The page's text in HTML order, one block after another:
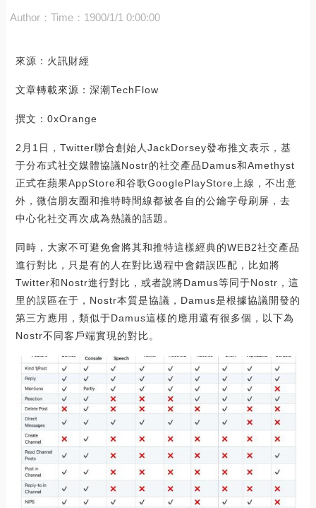
Author： Time：1900/1/1 0:00:00
來源：火訊財經
文章轉載來源：深潮TechFlow
撰文：0xOrange
2月1日，Twitter聯合創始人JackDorsey發布推文表示，基
于分布式社交媒體協議Nostr的社交產品Damus和Amethyst
正式在蘋果AppStore和谷歌GooglePlayStore上線，不出意
外，微信朋友圈和推特時間線都被各自的公鑰字母刷屏，去
中心化社交再次成為熱議的話題。
同時，大家不可避免會將其和推特這樣經典的WEB2社交產品
進行對比，只是有的人在對比過程中會錯誤匹配，比如將
Twitter和Nostr進行對比，或者說將Damus等同于Nostr，這
里的誤區在于，Nostr本質是協議，Damus是根據協議開發的
第三方應用，類似于Damus這樣的應用還有很多個，以下為
Nostr不同客戶端實現的對比。